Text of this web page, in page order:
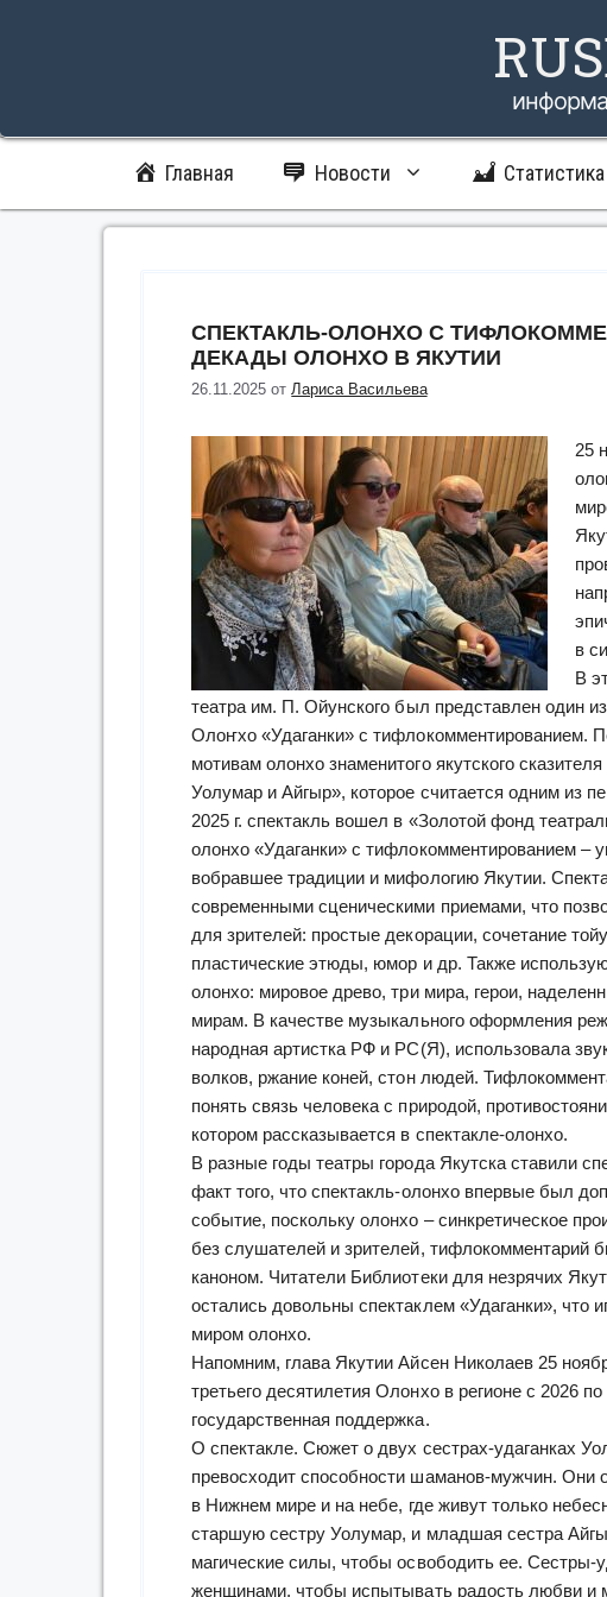
Главная Новости Статистика
СПЕКТАКЛЬ-ОЛОНХО С
ДЕКАДЫ ОЛОНХО В ЯКУТИИ
26.11.2025 отЛариса Васильева
25
в
В
театра им. П. Ойунского был представлен один
Олоҥхо «Удаганки» с тифлокомментированием.
мотивам олонхо знаменитого якутского
Уолумар и Айгыр», которое считается одним из
2025 г. спектакль вошел в «Золотой фонд
олонхо «Удаганки» с тифлокомментированием –
вобравшее традиции и мифологию Якутии.
современными сценическими приемами, что
для зрителей: простые декорации, сочетание
пластические этюды, юмор и др. Также
олонхо: мировое древо, три мира, герои,
мирам. В качестве музыкального оформления
народная артистка РФ и РС(Я), использовала
волков, ржание коней, стон людей.
понять связь человека с природой,
котором рассказывается в спектакле-олонхо.
В разные годы театры города Якутска ставили
факт того, что спектакль-олонхо впервые был
событие, поскольку олонхо – синкретическое
без слушателей и зрителей, тифлокомментарий
каноном. Читатели Библиотеки для незрячих
остались довольны спектаклем «Удаганки», что
миром олонхо.
Напомним, глава Якутии Айсен Николаев 25
третьего десятилетия Олонхо в регионе с 2026
государственная поддержка.
О спектакле. Сюжет о двух сестрах-удаганках
превосходит способности шаманов-мужчин. Они
в Нижнем мире и на небе, где живут только
старшую сестру Уолумар, и младшая сестра
магические силы, чтобы освободить ее. Сестры-
женщинами, чтобы испытывать радость любви и